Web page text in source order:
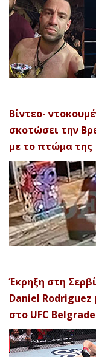
Βίντεο-
σκοτώσει την
με το πτώμα της
Έκρηξη στη
Daniel Rodriguez
στο UFC